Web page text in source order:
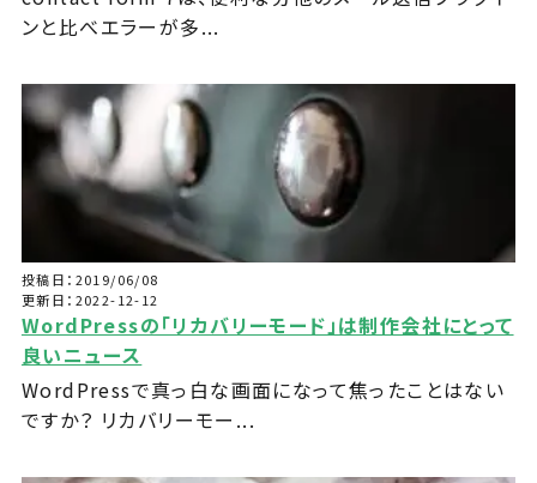
ンと比べエラーが多...
投稿日：2019/06/08
更新日：2022-12-12
WordPressの「リカバリーモード」は制作会社にとって
良いニュース
WordPressで真っ白な画面になって焦ったことはない
ですか？ リカバリーモー...